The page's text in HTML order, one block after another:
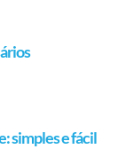
simples e fácil